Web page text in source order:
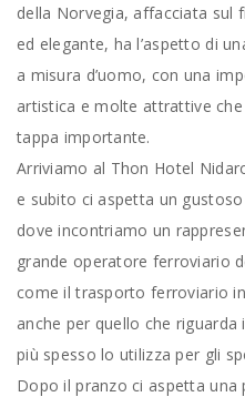
della Norvegia, affacciata
ed elegante, ha l’aspetto di
a misura d’uomo, con una
artistica e molte attrattive
tappa importante.
Arriviamo al Thon Hotel
e subito ci aspetta un
dove incontriamo un
grande operatore ferroviario
come il trasporto ferroviario
anche per quello che
più spesso lo utilizza per gli
Dopo il pranzo ci aspetta una